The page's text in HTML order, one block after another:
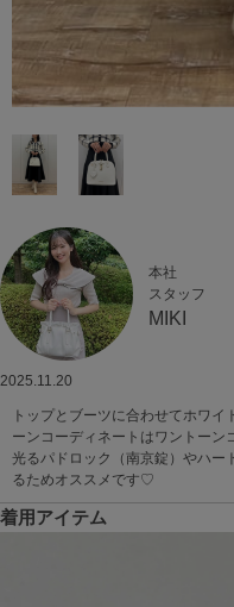
本社
スタッフ
MIKI
2025.11.20
トップとブーツに合わせてホワ
ーンコーディネートはワントーン
光るパドロック（南京錠）やハー
るためオススメです♡
着用アイテム